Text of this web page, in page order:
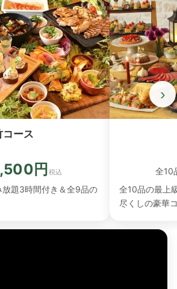
コース
円 税込
題3時間付き＆全9品の
全10
全10品の最上
尽くしの豪華
›